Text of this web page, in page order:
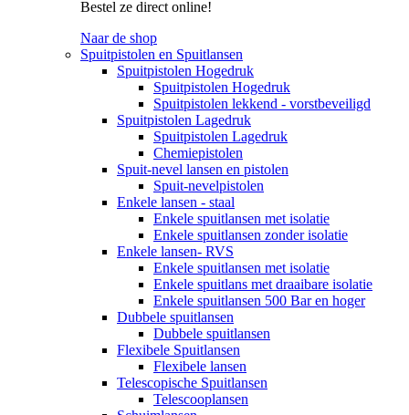
Bestel ze direct online!
Naar de shop
Spuitpistolen en Spuitlansen
Spuitpistolen Hogedruk
Spuitpistolen Hogedruk
Spuitpistolen lekkend - vorstbeveiligd
Spuitpistolen Lagedruk
Spuitpistolen Lagedruk
Chemiepistolen
Spuit-nevel lansen en pistolen
Spuit-nevelpistolen
Enkele lansen - staal
Enkele spuitlansen met isolatie
Enkele spuitlansen zonder isolatie
Enkele lansen- RVS
Enkele spuitlansen met isolatie
Enkele spuitlans met draaibare isolatie
Enkele spuitlansen 500 Bar en hoger
Dubbele spuitlansen
Dubbele spuitlansen
Flexibele Spuitlansen
Flexibele lansen
Telescopische Spuitlansen
Telescooplansen